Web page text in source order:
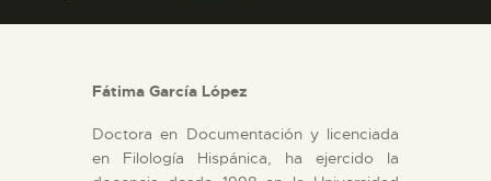
COLECCIONES
DIDÁCTICA
ESPAÑOL
Fátima García López
Doctora en Documentación y licenciada
en Filología Hispánica, ha ejercido la